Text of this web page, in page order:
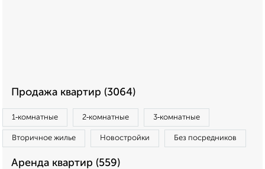
Продажа квартир (3064)
1‑комнатные 2‑комнатные 3‑комнатные
Вторичное жилье Новостройки Без посредников
Аренда квартир (559)